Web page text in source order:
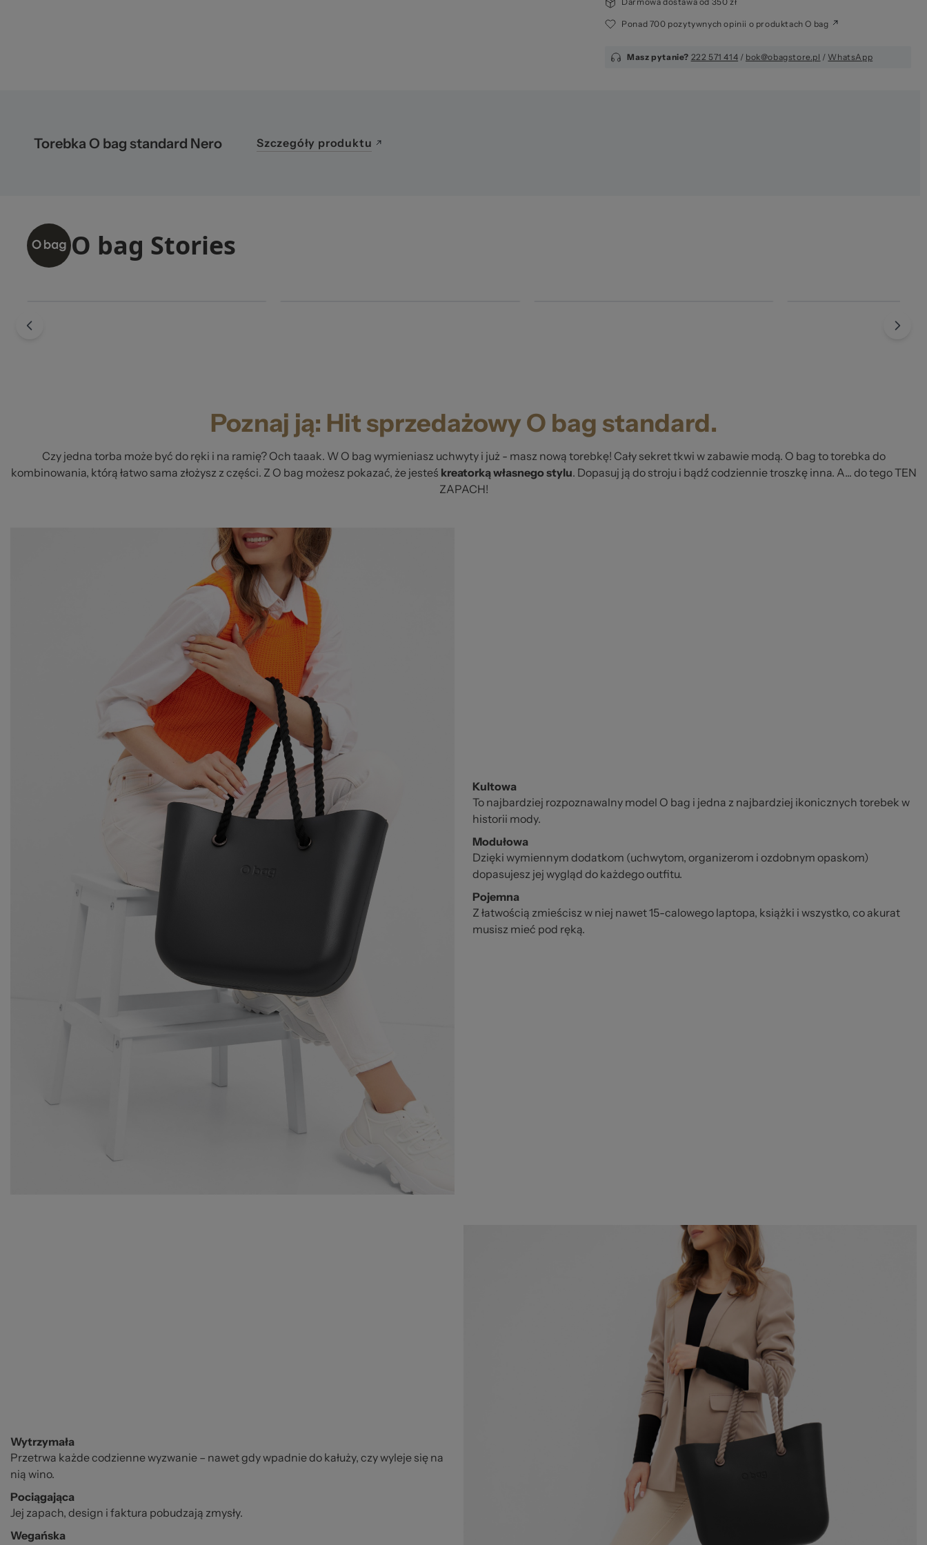
Ponad 700 pozytywnych opinii o produktach O bag
Masz pytanie? 222 571 414 / bok@obagstore.pl / WhatsApp
Poznaj ją: Hit sprzedażowy O bag standard.
Czy jedna torba może być do ręki i na ramię? Och taaak. W O bag wymieniasz uchwyty i już - masz nową torebkę! Cały sekret tkwi w zabawie modą. O bag to torebka do
kombinowania, którą łatwo sama złożysz z części. Z O bag możesz pokazać, że jesteś kreatorką własnego stylu. Dopasuj ją do stroju i bądź codziennie troszkę inna. A... do tego TEN
ZAPACH!
Kultowa
To najbardziej rozpoznawalny model O bag i jedna z najbardziej ikonicznych torebek w
historii mody.
Modułowa
Dzięki wymiennym dodatkom (uchwytom, organizerom i ozdobnym opaskom)
dopasujesz jej wygląd do każdego outfitu.
Pojemna
Z łatwością zmieścisz w niej nawet 15-calowego laptopa, książki i wszystko, co akurat
musisz mieć pod ręką.
Wytrzymała
Przetrwa każde codzienne wyzwanie – nawet gdy wpadnie do kałuży, czy wyleje się na
nią wino.
Pociągająca
Jej zapach, design i faktura pobudzają zmysły.
Wegańska
Torebka O bag standard Nero Szczegóły produktu